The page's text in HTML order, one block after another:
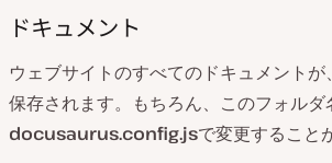
ドキュメント
ウェブサイトのすべてのドキュメントが、
保存されます。もちろん、このフォルダ
docusaurus.config.jsで変更すること